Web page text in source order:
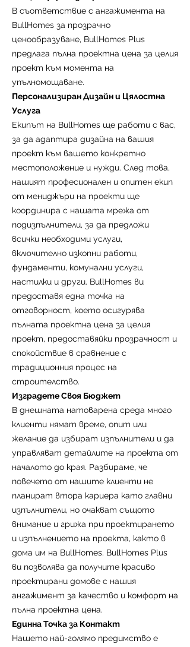
Нашият екип за управление на
строителството гарантира, че
вашият строителен обект е
завършен със същата грижа и
качество, които характеризират
всеки дом на BullHomes.
Проект и Дизайн
Основната цел на нашата услуга е
създаването на персонализирана
къща, напълно адаптирана към
нуждите на клиента. В тази фаза
клиентът активно участва в
строителния процес, като очертава
проекта и избира довършителните
материали за своя дом. Освен това,
ние визуализираме вашия дом в 3D
визуализация, за да видите как ще
изглежда крайният резултат.
Бюджетиране
След завършване на проекта и
избиране на довършителните
материали, нашият архитект и
административен екип изчисляват
общия бюджет на строителството и
продължителността на работите.
Бюджетът е изготвен отговорно и
гарантира фиксирана цена за
цялостното строителство,
осигурявайки финансова прозрачност
и сигурност.
Изберете BullHomes за вашия
строителен проект и се насладете на
професионализъм, качество и
надеждност от началото до края на
процеса.
В съответствие с ангажимента на
BullHomes за прозрачно
ценообразуване, BullHomes Plus
предлага пълна проектна цена за целия
проект към момента на
упълномощаване.
Персонализиран Дизайн и Цялостна
Услуга
Екипът на BullHomes ще работи с вас,
за да адаптира дизайна на вашия
проект към вашето конкретно
местоположение и нужди. След това,
нашият професионален и опитен екип
от мениджъри на проекти ще
координира с нашата мрежа от
подизпълнители, за да предложи
всички необходими услуги,
включително изкопни работи,
фундаменти, комунални услуги,
настилки и други. BullHomes ви
предоставя една точка на
отговорност, което осигурява
пълната проектна цена за целия
проект, предоставяйки прозрачност и
спокойствие в сравнение с
традиционния процес на
строителство.
Изградете Своя Бюджет
В днешната натоварена среда много
клиенти нямат време, опит или
желание да избират изпълнители и да
управляват детайлите на проекта от
началото до края. Разбираме, че
повечето от нашите клиенти не
планират втора кариера като главни
изпълнители, но очакват същото
внимание и грижа при проектирането
и изпълнението на проекта, както в
дома им на BullHomes. BullHomes Plus
ви позволява да получите красиво
проектирани домове с нашия
ангажимент за качество и комфорт на
пълна проектна цена.
Единна Точка за Контакт
Нашето най-голямо предимство е